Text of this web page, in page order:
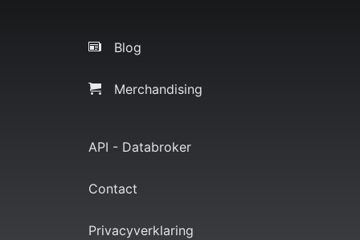
Blog
Merchandising
API - Databroker
Contact
Privacyverklaring